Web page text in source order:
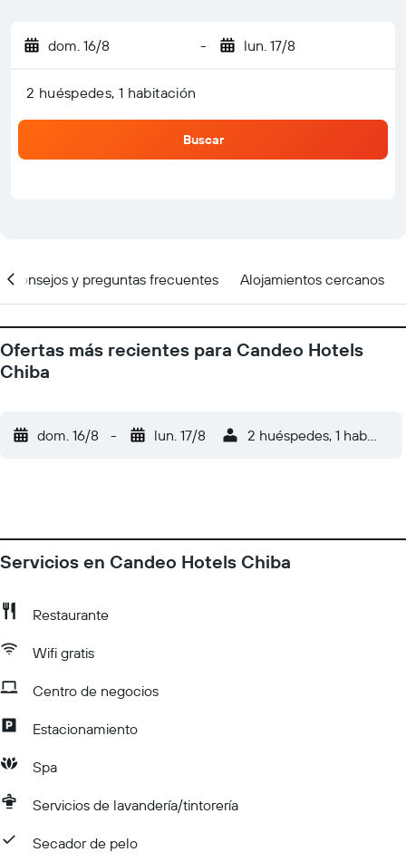
dom. 16/8 - lun. 17/8
2 huéspedes, 1 habitación
Buscar
Consejos y preguntas frecuentes Alojamientos cercanos
Ofertas más recientes para Candeo Hotels
Chiba
dom. 16/8 - lun. 17/8 2 huéspedes, 1
Servicios en Candeo Hotels Chiba
Restaurante
Wifi gratis
Centro de negocios
Estacionamiento
Spa
Servicios de lavandería/tintorería
Secador de pelo